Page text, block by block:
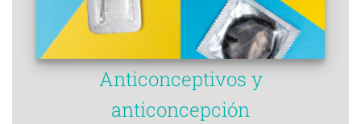
Anticonceptivos y
anticoncepción